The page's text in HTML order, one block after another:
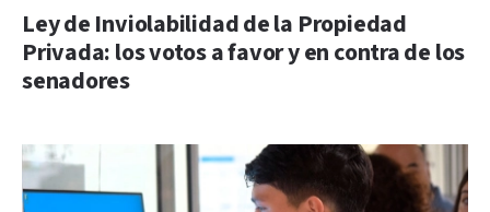
Ley de Inviolabilidad de la Propiedad
Privada: los votos a favor y en contra de los
senadores